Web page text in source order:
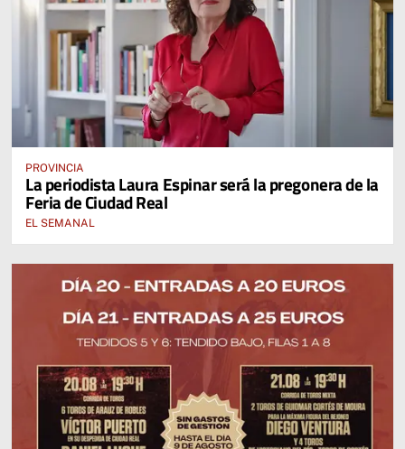
PROVINCIA
La periodista Laura Espinar será la pregonera de la
Feria de Ciudad Real
EL SEMANAL